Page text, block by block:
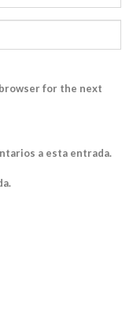
for the next
a esta entrada.